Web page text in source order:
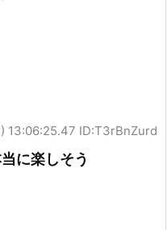
13:06:25.47 ID:T3rBnZurd
に楽しそう